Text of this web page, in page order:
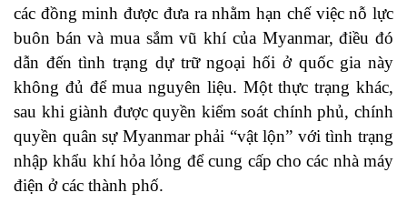
các đồng minh được đưa ra nhằm hạn chế việc nỗ lực
buôn bán và mua sắm vũ khí của Myanmar, điều đó
dẫn đến tình trạng dự trữ ngoại hối ở quốc gia này
không đủ để mua nguyên liệu. Một thực trạng khác,
sau khi giành được quyền kiểm soát chính phủ, chính
quyền quân sự Myanmar phải “vật lộn” với tình trạng
nhập khẩu khí hỏa lỏng để cung cấp cho các nhà máy
điện ở các thành phố.